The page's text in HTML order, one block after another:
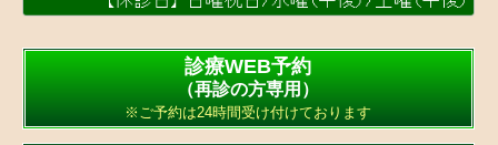
診療WEB予約
（再診の方専用）
※ご予約は24時間受け付けております